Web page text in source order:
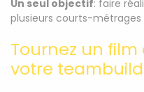
Un seul objectif: faire
plusieurs courts-métrages
Tournez un
votre